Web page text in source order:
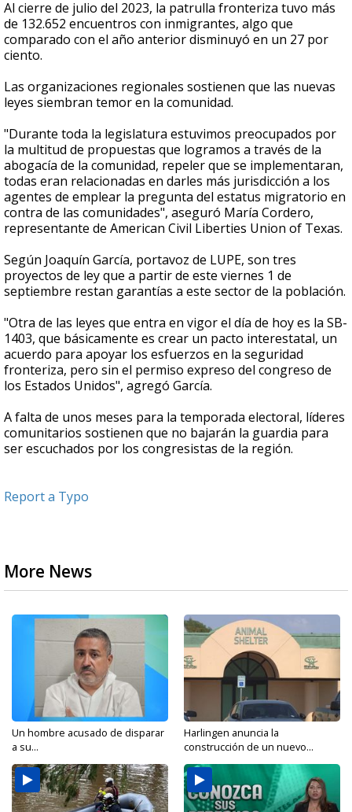
Al cierre de julio del 2023, la patrulla fronteriza tuvo más
de 132.652 encuentros con inmigrantes, algo que
comparado con el año anterior disminuyó en un 27 por
ciento.
Las organizaciones regionales sostienen que las nuevas
leyes siembran temor en la comunidad.
"Durante toda la legislatura estuvimos preocupados por
la multitud de propuestas que logramos a través de la
abogacía de la comunidad, repeler que se implementaran,
todas eran relacionadas en darles más jurisdicción a los
agentes de emplear la pregunta del estatus migratorio en
contra de las comunidades", aseguró María Cordero,
representante de American Civil Liberties Union of Texas.
Según Joaquín García, portavoz de LUPE, son tres
proyectos de ley que a partir de este viernes 1 de
septiembre restan garantías a este sector de la población.
"Otra de las leyes que entra en vigor el día de hoy es la SB-
1403, que básicamente es crear un pacto interestatal, un
acuerdo para apoyar los esfuerzos en la seguridad
fronteriza, pero sin el permiso expreso del congreso de
los Estados Unidos", agregó García.
A falta de unos meses para la temporada electoral, líderes
comunitarios sostienen que no bajarán la guardia para
ser escuchados por los congresistas de la región.
Report a Typo
More News
Un hombre acusado de disparar
a su...
Harlingen anuncia la
construcción de un nuevo...